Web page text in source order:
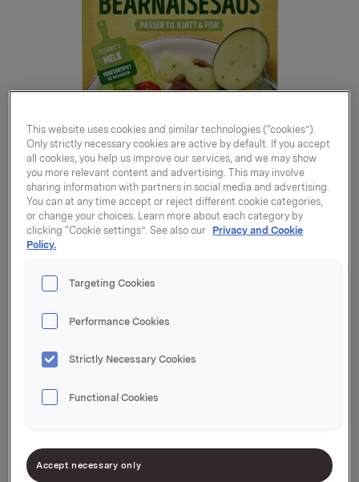
Lett bearnaisesaus 21g
enn vår originale bearnaisesaus. Passer perfekt til
sausen. Lett å like, lett å lage.
This website uses cookies and similar technologies (“cookies”).
Only strictly necessary cookies are active by default. If you accept
all cookies, you help us improve our services, and we may show
you more relevant content and advertising. This may involve
sharing information with partners in social media and advertising.
You can at any time accept or reject different cookie categories,
or change your choices. Learn more about each category by
clicking “Cookie settings”. See also our Privacy and Cookie
Policy.
Targeting Cookies
Performance Cookies
Strictly Necessary Cookies
Functional Cookies
Accept necessary only